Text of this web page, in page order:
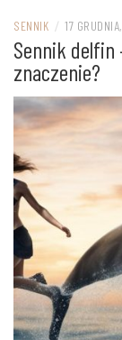
SENNIK / 17
Sennik delfin
znaczenie?